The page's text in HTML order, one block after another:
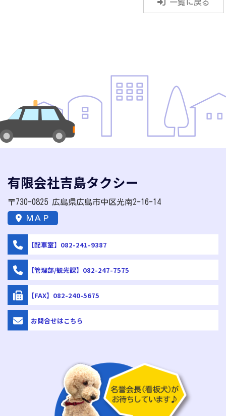
一覧に戻る
有限会社吉島タクシー
〒730-0825 広島県広島市中区光南2-16-14
ＭＡＰ
【配車室】082-241-9387
【管理部/観光課】082-247-7575
【FAX】082-240-5675
お問合せはこちら